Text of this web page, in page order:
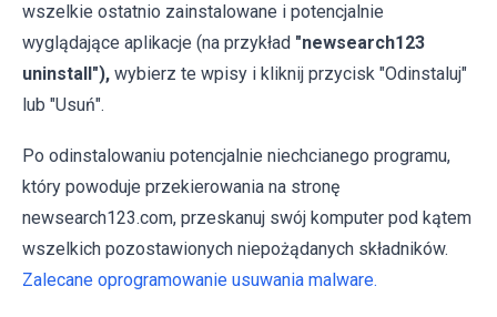
wszelkie ostatnio zainstalowane i potencjalnie
wyglądające aplikacje (na przykład "newsearch123
uninstall"), wybierz te wpisy i kliknij przycisk "Odinstaluj"
lub "Usuń".
Po odinstalowaniu potencjalnie niechcianego programu,
który powoduje przekierowania na stronę
newsearch123.com, przeskanuj swój komputer pod kątem
wszelkich pozostawionych niepożądanych składników.
Zalecane oprogramowanie usuwania malware.